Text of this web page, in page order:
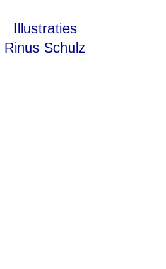
Illustraties
Rinus Schulz